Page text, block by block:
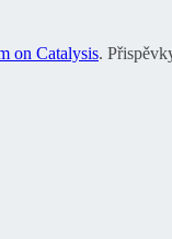
on Catalysis.